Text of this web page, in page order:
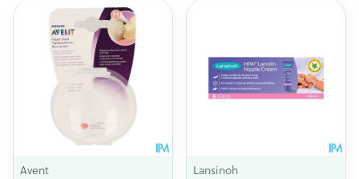
Avent
Lansinoh